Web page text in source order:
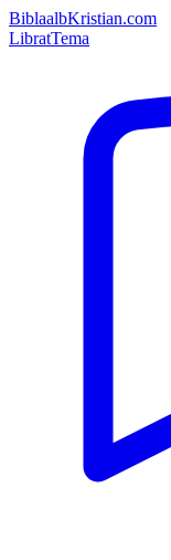
BiblaalbKristian.com
LibratTema